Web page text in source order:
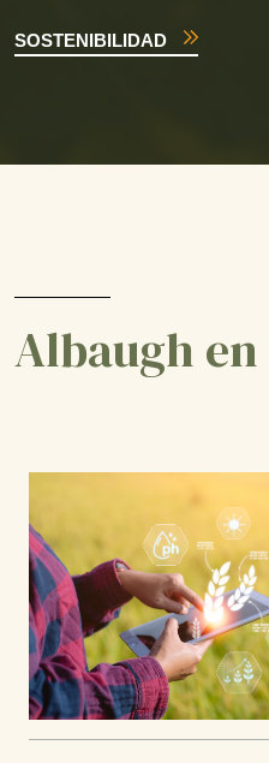
SOSTENIBILIDAD
Albaugh